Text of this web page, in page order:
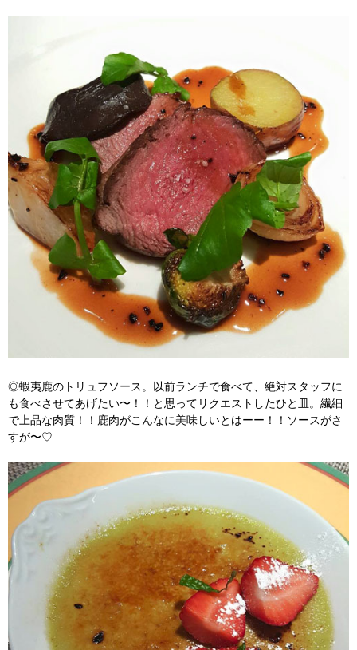
◎蝦夷鹿のトリュフソース。以前ランチで食べて、絶対スタッフに
も食べさせてあげたい〜！！と思ってリクエストしたひと皿。繊細
で上品な肉質！！鹿肉がこんなに美味しいとはーー！！ソースがさ
すが〜♡